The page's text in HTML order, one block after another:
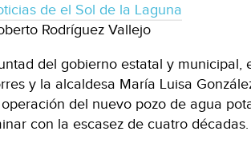
de el Sol de la Laguna
Rodríguez Vallejo
del gobierno estatal y municipal,
y la alcaldesa María Luisa
del nuevo pozo de agua
con la escasez de cuatro décadas.